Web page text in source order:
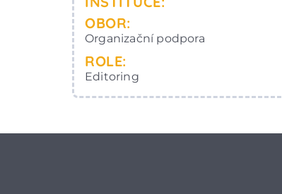
OBOR:
Organizační podpora
ROLE:
Editoring